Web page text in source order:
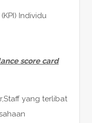
Individu
score card
yang terlibat